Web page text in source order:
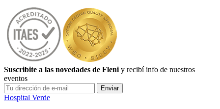
Suscribite a las novedades de Fleni y recibí info de nuestros
eventos
Hospital Verde